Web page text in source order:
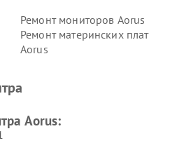
Ремонт мониторов Aorus
Ремонт материнских плат
Aorus
Aorus: